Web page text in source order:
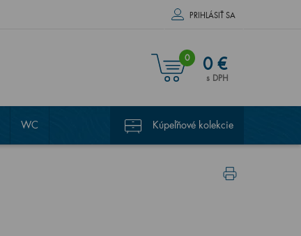
PRIHLÁSIŤ SA
0 0 €
s DPH
WC Kúpeľňové kolekcie